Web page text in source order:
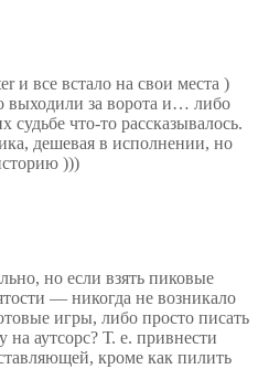
и все встало на свои места )
выходили за ворота и… либо
судьбе что-то рассказывалось.
дешевая в исполнении, но
)))
но если взять пиковые
— никогда не возникало
игры, либо просто писать
на аутсорс? Т. е. привнести
кроме как пилить